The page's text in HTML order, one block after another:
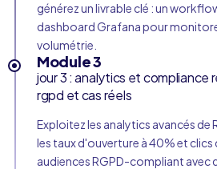
générez un livrable clé : un
dashboard Grafana pour
volumétrie.
Module 3
jour 3 : analytics et compliance
rgpd et cas réels
Exploitez les analytics avancés
les taux d'ouverture à 40% et
audiences RGPD-compliant avec